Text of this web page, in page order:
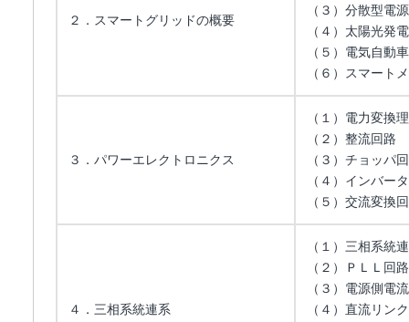
２．スマートグリッドの概要
（３）分散型電源
（４）太陽光発
（５）電気自動
（６）スマート
３．パワーエレクトロニクス
（１）電力変換
（２）整流回路
（３）チョッパ
（４）インバータ
（５）交流変換
４．三相系統連系
（１）三相系統
（２）ＰＬＬ回路
（３）電源側電
（４）直流リン